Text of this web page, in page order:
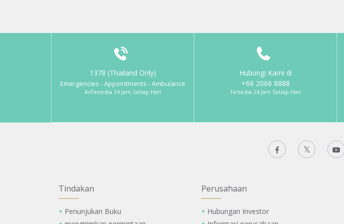
1378 (Thailand Only)
Emergencies - Appointments - Ambulance
AvTersedia 24 Jam Setiap Hari
Hubungi Kami di
+66 2066 8888
Tersedia 24 Jam Setiap Hari
Tindakan
Penunjukan Buku
Perusahaan
Hubungan Investor